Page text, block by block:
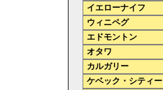
イエローナイフ
ウィニペグ
エドモントン
オタワ
カルガリー
ケベック・シティー